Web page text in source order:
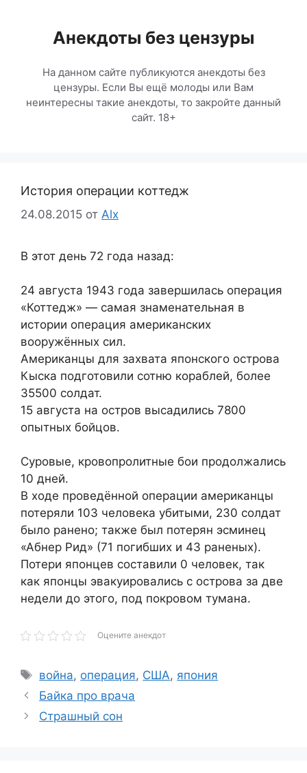
содержимомуАнекдоты без цензуры
На данном сайте публикуются анекдоты без
цензуры. Если Вы ещё молоды или Вам
неинтересны такие анекдоты, то закройте данный
сайт. 18+
История операции коттедж
24.08.2015 от Alx
В этот день 72 года назад:
24 августа 1943 года завершилась операция
«Коттедж» — самая знаменательная в
истории операция американских
вооружённых сил.
Американцы для захвата японского острова
Кыска подготовили сотню кораблей, более
35500 солдат.
15 августа на остров высадились 7800
опытных бойцов.
Суровые, кровопролитные бои продолжались
10 дней.
В ходе проведённой операции американцы
потеряли 103 человека убитыми, 230 солдат
было ранено; также был потерян эсминец
«Абнер Рид» (71 погибших и 43 раненых).
Потери японцев составили 0 человек, так
как японцы эвакуировались с острова за две
недели до этого, под покровом тумана.
Оцените анекдот
Метки
война, операция, США, япония
Байка про врача
Страшный сон